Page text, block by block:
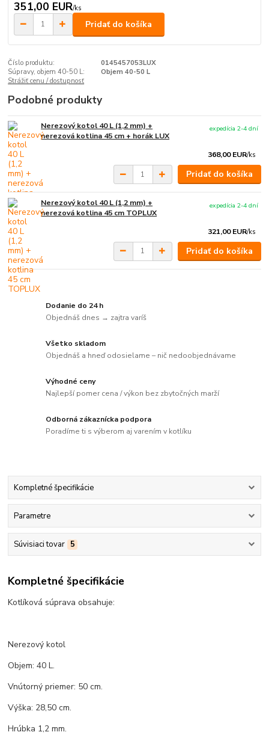
351,00 EUR/ks
Pridať do košíka
Číslo produktu:
0145457053LUX
Súpravy, objem 40-50 L:
Objem 40-50 L
Strážiť cenu / dostupnosť
Podobné produkty
Nerezový kotol 40 L (1,2 mm) +
nerezová kotlina 45 cm + horák LUX
368,00 EUR/ks
expedícia 2-4 dní
Pridať do košíka
Nerezový kotol 40 L (1,2 mm) +
nerezová kotlina 45 cm TOPLUX
321,00 EUR/ks
expedícia 2-4 dní
Pridať do košíka
Dodanie do 24 h
Objednáš dnes → zajtra varíš
Všetko skladom
Objednáš a hneď odosielame – nič nedoobjednávame
Výhodné ceny
Najlepší pomer cena / výkon bez zbytočných marží
Odborná zákaznícka podpora
Poradíme ti s výberom aj varením v kotlíku
Kompletné špecifikácie
Parametre
Súvisiaci tovar 5
Kompletné špecifikácie
Kotlíková súprava obsahuje:
Nerezový kotol
Objem: 40 L.
Vnútorný priemer: 50 cm.
Výška: 28,50 cm.
Hrúbka 1,2 mm.